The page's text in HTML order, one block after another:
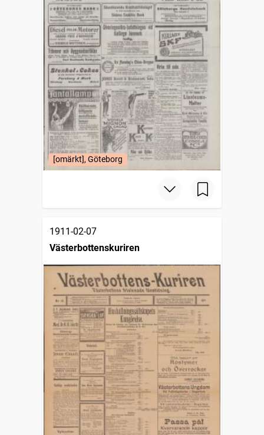
[omärkt], Göteborg
1911-02-07
Västerbottenskuriren